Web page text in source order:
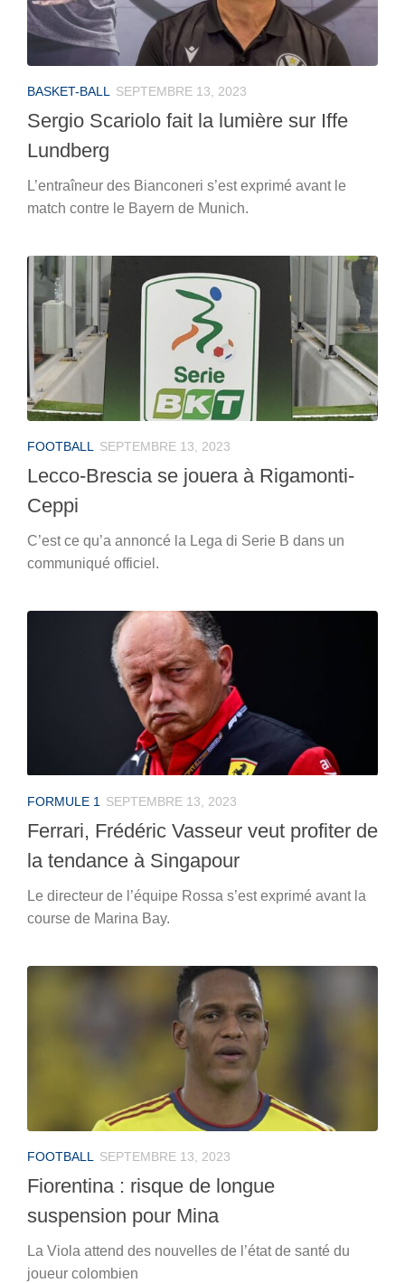
BASKET-BALL SEPTEMBRE 13, 2023
Sergio Scariolo fait la lumière sur Iffe
Lundberg
L’entraîneur des Bianconeri s’est exprimé avant le
match contre le Bayern de Munich.
FOOTBALL SEPTEMBRE 13, 2023
Lecco-Brescia se jouera à Rigamonti-
Ceppi
C’est ce qu’a annoncé la Lega di Serie B dans un
communiqué officiel.
FORMULE 1 SEPTEMBRE 13, 2023
Ferrari, Frédéric Vasseur veut profiter de
la tendance à Singapour
Le directeur de l’équipe Rossa s’est exprimé avant la
course de Marina Bay.
FOOTBALL SEPTEMBRE 13, 2023
Fiorentina : risque de longue
suspension pour Mina
La Viola attend des nouvelles de l’état de santé du
joueur colombien